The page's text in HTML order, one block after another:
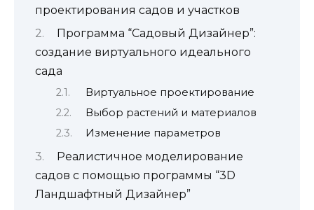
проектирования садов и участков
Программа “Садовый Дизайнер”:
создание виртуального идеального
сада
Виртуальное проектирование
Выбор растений и материалов
Изменение параметров
Реалистичное моделирование
садов с помощью программы “3D
Ландшафтный Дизайнер”